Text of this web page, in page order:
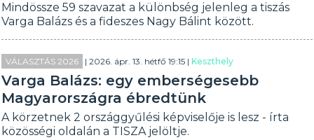
Mindössze 59 szavazat a különbség jelenleg a tiszás
Varga Balázs és a fideszes Nagy Bálint között.
VÁLASZTÁS 2026 | 2026. ápr. 13. hétfő 19:15 |Keszthely
Varga Balázs: egy emberségesebb
Magyarországra ébredtünk
A körzetnek 2 országgyűlési képviselője is lesz - írta
közösségi oldalán a TISZA jelöltje.